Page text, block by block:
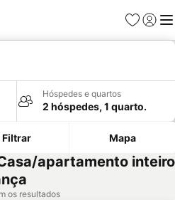
Favoritos
Iniciar
Hóspedes e quartos
2 hóspedes, 1 quarto.
Filtrar Mapa
apartamento inteiro
os resultados